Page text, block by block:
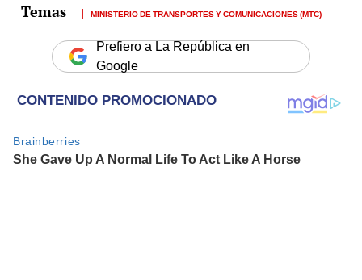
MINISTERIO DE TRANSPORTES Y COMUNICACIONES (MTC)
Prefiero a La República en
Google